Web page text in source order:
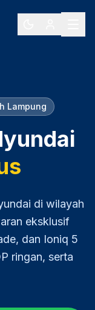
Lampung
di wilayah
eksklusif
dan Ioniq 5
ringan, serta